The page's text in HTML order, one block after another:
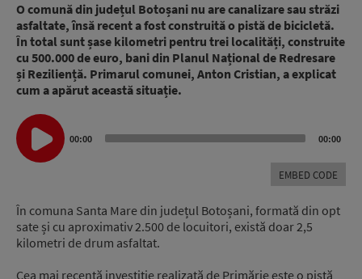
O comună din județul Botoșani nu are canalizare sau străzi
asfaltate, însă recent a fost construită o pistă de bicicletă.
În total sunt șase kilometri pentru trei localități, construite
cu 500.000 de euro, bani din Planul Național de Redresare
și Reziliență. Primarul comunei, Anton Cristian, a explicat
cum a apărut această situație.
Audio
Player
00:00 00:00
EMBED CODE
În comuna Santa Mare din județul Botoșani, formată din opt
sate și cu aproximativ 2.500 de locuitori, există doar 2,5
kilometri de drum asfaltat.
Cea mai recentă investiție realizată de Primărie este o pistă